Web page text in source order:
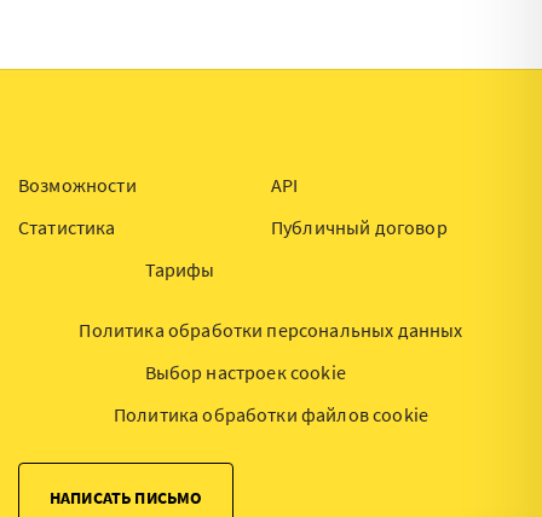
Возможности
Статистика
Тарифы
API
Публичный договор
Политика обработки персональных данных
Выбор настроек cookie
Политика обработки файлов cookie
НАПИСАТЬ ПИСЬМО